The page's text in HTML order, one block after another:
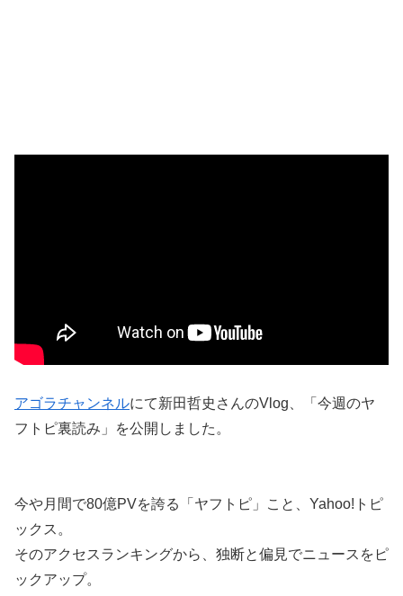
アゴラチャンネルにて新田哲史さんのVlog、「今週のヤ
フトピ裏読み」を公開しました。
今や月間で80億PVを誇る「ヤフトピ」こと、Yahoo!トピ
ックス。
そのアクセスランキングから、独断と偏見でニュースをピ
ックアップ。